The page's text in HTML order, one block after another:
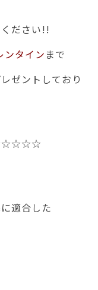
ださい!!
ンタイン まで
ゼントしており
適合した